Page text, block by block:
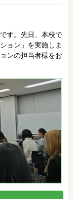
す。先日、本校で
ョン」を実施しま
ンの担当者様をお